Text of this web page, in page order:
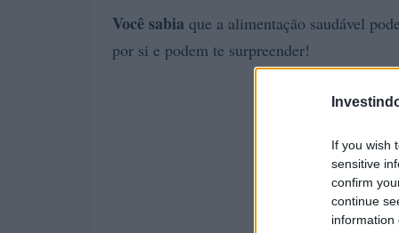
If you wish
sensitive
confirm
continue
information
Você sabia que a alimentação saudável
por si e podem te surpreender!